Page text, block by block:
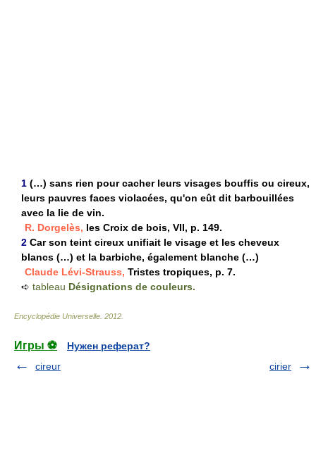
1 (…) sans rien pour cacher leurs visages bouffis ou cireux,
leurs pauvres faces violacées, qu'on eût dit barbouillées
avec la lie de vin.
R. Dorgelès, les Croix de bois, VII, p. 149.
2 Car son teint cireux unifiait le visage et les cheveux
blancs (…) et la barbiche, également blanche (…)
Claude Lévi-Strauss, Tristes tropiques, p. 7.
➪ tableau Désignations de couleurs.
Encyclopédie Universelle 2012
Игры ⚽
Нужен реферат?
cireur
cirier